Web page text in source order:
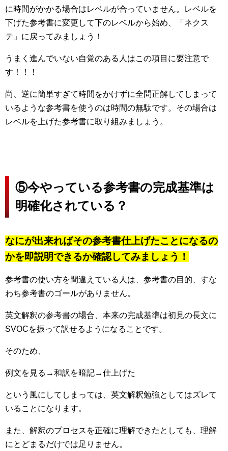
に時間がかかる場合はレベルが合っていません。レベルを
下げた参考書に変更して下のレベルから始め、「ネクス
テ」に戻ってみましょう！
うまく進んでいない自覚のある人はこの項目に要注意で
す！！！
尚、逆に簡単すぎて時間をかけずに全問正解してしまって
いるような参考書を使うのは時間の無駄です。その場合は
レベルを上げた参考書に取り組みましょう。
⑤今やっている参考書の完成基準は
明確化されている？
なにが出来ればその参考書仕上げたことになるの
かを即説明できるか確認してみましょう！
参考書の使い方を間違えている人は、参考書の目的、すな
わち参考書のゴールがありません。
英文解釈の参考書の場合、本来の完成基準は初見の長文に
SVOCを振って訳せるようになることです。
そのため、
例文を見る→和訳を暗記→仕上げた
という風にしてしまっては、英文解釈勉強としてはズレて
いることになります。
また、解釈のプロセスを正確に理解できたとしても、理解
にとどまるだけでは足りません。